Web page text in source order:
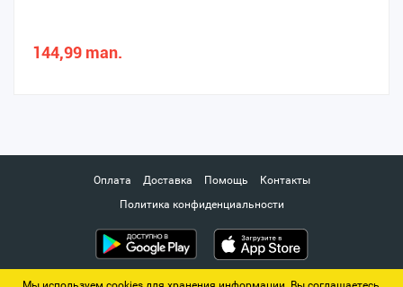
144,99 man.
Оплата Доставка Помощь
Контакты
Политика конфиденциальности